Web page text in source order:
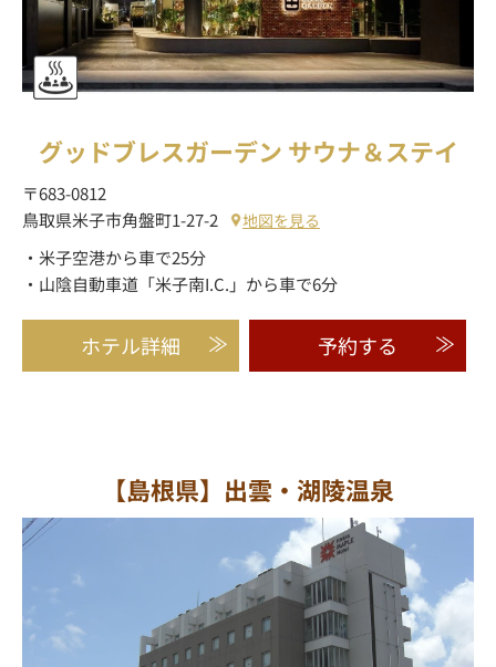
グッドブレスガーデン サウナ＆ステイ
〒683-0812
鳥取県米子市角盤町1-27-2
地図を見る
・米子空港から車で25分
・山陰自動車道「米子南I.C.」から車で6分
ホテル詳細 予約する
【島根県】出雲・湖陵温泉